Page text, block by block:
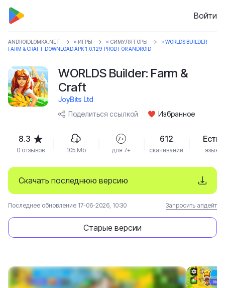
Войти
ANDROIDLOMKA.NET » ИГРЫ » СИМУЛЯТОРЫ
» WORLDS BUILDER:
FARM & CRAFT DOWNLOAD APK 1.0.129-PROD FOR ANDROID
WORLDS Builder: Farm &
Craft
JoyBits Ltd
Поделиться ссылкой
Избранное
Скачать последнюю версию
Старые версии
Последнее обновление 17-06-2026, 10:30 Запросить апдейт
8.3
0 отзывов 105 Mb
7+
для 7+
612
скачиваний
Есть
язык